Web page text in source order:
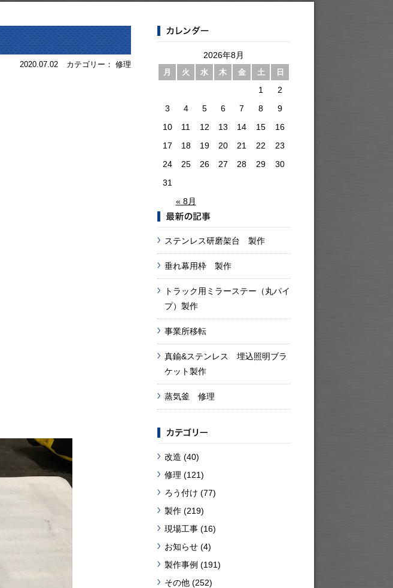
2020.07.02 カテゴリー： 修理
2026年8月
月 火 水 木 金 土 日
« 8月
1
2
3
4 5 6 7 8
9
10
11 12 13 14 15
16
17
18 19 20 21 22
23
24
25 26 27 28 29
30
31
ステンレス研磨架台 製作
垂れ幕用枠 製作
トラック用ミラーステー（丸パイ
プ）製作
事業所移転
真鍮&ステンレス 埋込照明ブラ
ケット製作
蒸気釜 修理
改造 (40)
修理 (121)
ろう付け (77)
製作 (219)
現場工事 (16)
お知らせ (4)
製作事例 (191)
その他 (252)